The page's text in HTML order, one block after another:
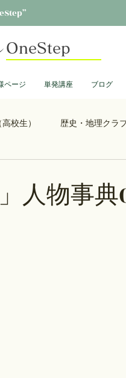
OneStep
ページ 単発講座 ブログ
校生） 歴史・地理クラ
人物事典